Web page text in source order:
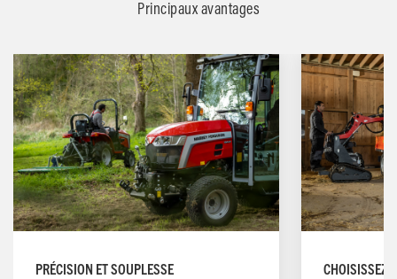
Principaux avantages
PRÉCISION ET SOUPLESSE
CHOISISSEZ